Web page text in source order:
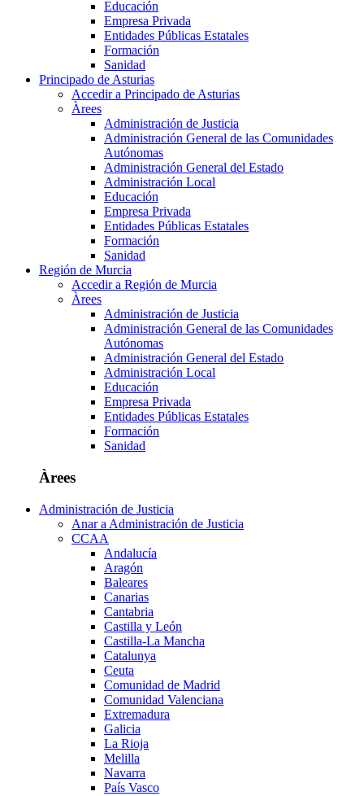
Educación
Empresa Privada
Entidades Públicas Estatales
Formación
Sanidad
Principado de Asturias
Accedir a Principado de Asturias
Àrees
Administración de Justicia
Administración General de las Comunidades
Autónomas
Administración General del Estado
Administración Local
Educación
Empresa Privada
Entidades Públicas Estatales
Formación
Sanidad
Región de Murcia
Accedir a Región de Murcia
Àrees
Administración de Justicia
Administración General de las Comunidades
Autónomas
Administración General del Estado
Administración Local
Educación
Empresa Privada
Entidades Públicas Estatales
Formación
Sanidad
Àrees
Administración de Justicia
Anar a Administración de Justicia
CCAA
Andalucía
Aragón
Baleares
Canarias
Cantabria
Castilla y León
Castilla-La Mancha
Catalunya
Ceuta
Comunidad de Madrid
Comunidad Valenciana
Extremadura
Galicia
La Rioja
Melilla
Navarra
País Vasco